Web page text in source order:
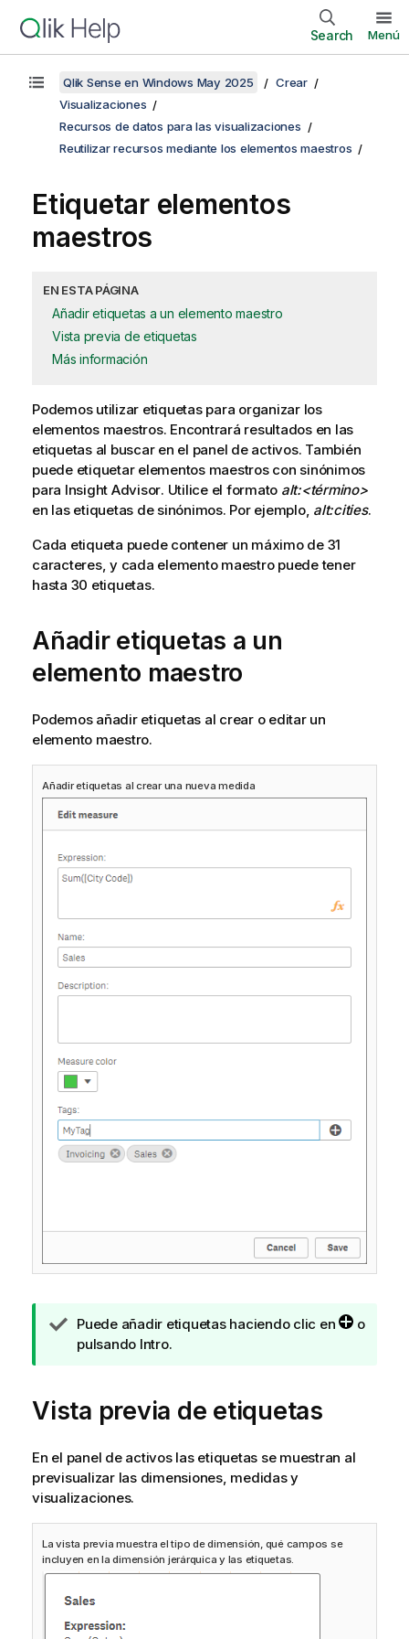
Search Menú
Qlik Sense en Windows May 2025
Crear
Visualizaciones
Recursos de datos para las visualizaciones
Reutilizar recursos mediante los elementos maestros
Etiquetar elementos
maestros
EN ESTA PÁGINA
Añadir etiquetas a un elemento maestro
Vista previa de etiquetas
Más información
Podemos utilizar etiquetas para organizar los
elementos maestros. Encontrará resultados en las
etiquetas al buscar en el panel de activos. También
puede etiquetar elementos maestros con sinónimos
para Insight Advisor. Utilice el formato alt:<término>
en las etiquetas de sinónimos. Por ejemplo, alt:cities.
Cada etiqueta puede contener un máximo de 31
caracteres, y cada elemento maestro puede tener
hasta 30 etiquetas.
Añadir etiquetas a un
elemento maestro
Podemos añadir etiquetas al crear o editar un
elemento maestro.
Añadir etiquetas al crear una nueva medida
N
o
d
e
u
g
e
r
e
n
i
a
Puede añadir etiquetas haciendo clic en
o
pulsando Intro.
Vista previa de etiquetas
En el panel de activos las etiquetas se muestran al
previsualizar las dimensiones, medidas y
visualizaciones.
La vista previa muestra el tipo de dimensión, qué campos se
incluyen en la dimensión jerárquica y las etiquetas.